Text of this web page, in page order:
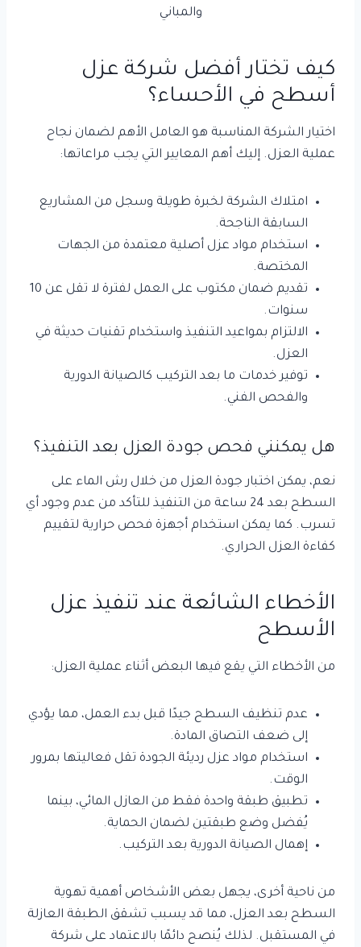
والمباني
كيف تختار أفضل شركة عزل
أسطح في الأحساء؟
اختيار الشركة المناسبة هو العامل الأهم لضمان نجاح
عملية العزل. إليك أهم المعايير التي يجب مراعاتها:
امتلاك الشركة لخبرة طويلة وسجل من المشاريع
السابقة الناجحة.
استخدام مواد عزل أصلية معتمدة من الجهات
المختصة.
تقديم ضمان مكتوب على العمل لفترة لا تقل عن 10
سنوات.
الالتزام بمواعيد التنفيذ واستخدام تقنيات حديثة في
العزل.
توفير خدمات ما بعد التركيب كالصيانة الدورية
والفحص الفني.
هل يمكنني فحص جودة العزل بعد التنفيذ؟
نعم، يمكن اختبار جودة العزل من خلال رش الماء على
السطح بعد 24 ساعة من التنفيذ للتأكد من عدم وجود أي
تسرب. كما يمكن استخدام أجهزة فحص حرارية لتقييم
كفاءة العزل الحراري.
الأخطاء الشائعة عند تنفيذ عزل
الأسطح
من الأخطاء التي يقع فيها البعض أثناء عملية العزل:
عدم تنظيف السطح جيدًا قبل بدء العمل، مما يؤدي
إلى ضعف التصاق المادة.
استخدام مواد عزل رديئة الجودة تقل فعاليتها بمرور
الوقت.
تطبيق طبقة واحدة فقط من العازل المائي، بينما
يُفضل وضع طبقتين لضمان الحماية.
إهمال الصيانة الدورية بعد التركيب.
من ناحية أخرى، يجهل بعض الأشخاص أهمية تهوية
السطح بعد العزل، مما قد يسبب تشقق الطبقة العازلة
في المستقبل. لذلك يُنصح دائمًا بالاعتماد على شركة